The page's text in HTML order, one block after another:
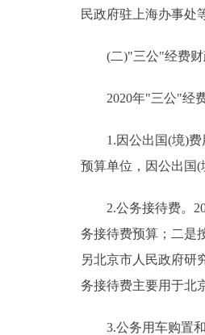
民政府驻上海办事处
(二)"三公"经费财
2020年"三公"经费
1.因公出国(境)费用
预算单位，因公出国
2.公务接待费。
务接待费预算；二是
另北京市人民政府研
务接待费主要用于北
3.公务用车购置和